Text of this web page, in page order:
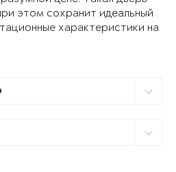
этом сохранит идеальный
характеристики на